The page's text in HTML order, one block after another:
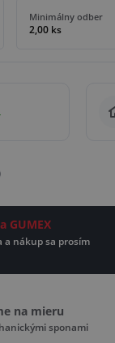
Minimálny odber
2,00 ks
GUMEX
a nákup sa prosím
na mieru
sponami